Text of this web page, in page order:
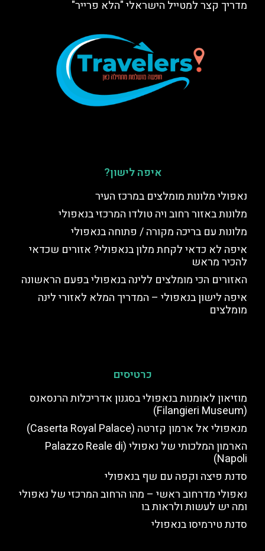
מדריך קצר למטייל הישראלי "הלא פרייר"
איפה לישון?
נאפולי מלונות מומלצים במרכז העיר
מלונות באזור רחוב ויה טולדו המרכזי בנאפולי
מלונות עם בריכה מקורה / פתוחה בנאפולי
איפה לא כדאי לקחת מלון בנאפולי? אזורים שכדאי
להכיר מראש
האזורים הכי מומלצים ללינה בנאפולי בפעם הראשונה
איפה לישון בנאפולי – המדריך המלא לאזורי לינה
מומלצים
כרטיסים
מוזיאון לאומנות בנאפולי בסגנון אדריכלות הרנסאנס
(Filangieri Museum)
מנאפולי אל ארמון קזרטה (Caserta Royal Palace)
הארמון המלכותי של נאפולי (Palazzo Reale di
Napoli)
סדנת פיצה וקפה עם שף בנאפולי
נאפולי מדרחוב ראשי – מהו הרחוב המרכזי של נאפולי
ומה יש לעשות ולראות בו
סדנת טירמיסו בנאפולי